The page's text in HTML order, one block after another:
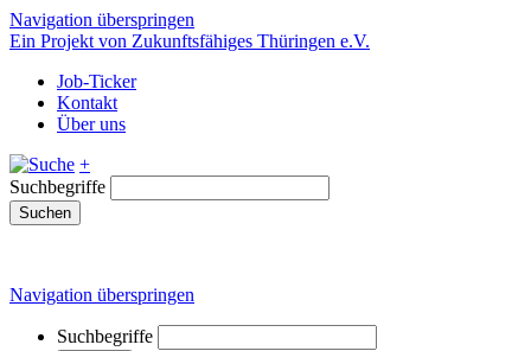
Navigation überspringen
Ein Projekt von Zukunftsfähiges Thüringen e.V.
Job-Ticker
Kontakt
Über uns
+
Suchbegriffe
Suchen
Navigation überspringen
Suchbegriffe